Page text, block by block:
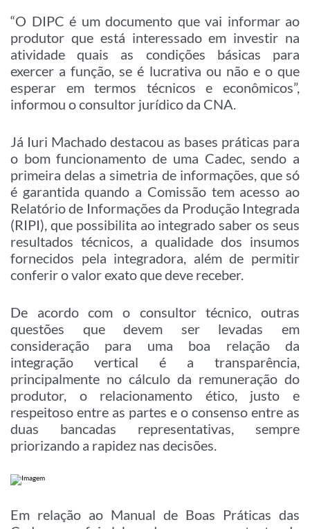
“O DIPC é um documento que vai informar ao
produtor que está interessado em investir na
atividade quais as condições básicas para
exercer a função, se é lucrativa ou não e o que
esperar em termos técnicos e econômicos”,
informou o consultor jurídico da CNA.
Já Iuri Machado destacou as bases práticas para
o bom funcionamento de uma Cadec, sendo a
primeira delas a simetria de informações, que só
é garantida quando a Comissão tem acesso ao
Relatório de Informações da Produção Integrada
(RIPI), que possibilita ao integrado saber os seus
resultados técnicos, a qualidade dos insumos
fornecidos pela integradora, além de permitir
conferir o valor exato que deve receber.
De acordo com o consultor técnico, outras
questões que devem ser levadas em
consideração para uma boa relação da
integração vertical é a transparência,
principalmente no cálculo da remuneração do
produtor, o relacionamento ético, justo e
respeitoso entre as partes e o consenso entre as
duas bancadas representativas, sempre
priorizando a rapidez nas decisões.
Em relação ao Manual de Boas Práticas das